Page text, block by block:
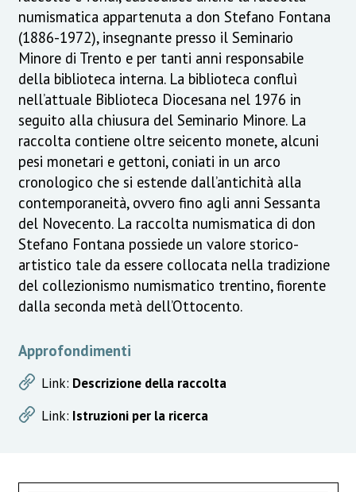
numismatica appartenuta a don Stefano Fontana
(1886-1972), insegnante presso il Seminario
Minore di Trento e per tanti anni responsabile
della biblioteca interna. La biblioteca confluì
nell’attuale Biblioteca Diocesana nel 1976 in
seguito alla chiusura del Seminario Minore. La
raccolta contiene oltre seicento monete, alcuni
pesi monetari e gettoni, coniati in un arco
cronologico che si estende dall’antichità alla
contemporaneità, ovvero fino agli anni Sessanta
del Novecento. La raccolta numismatica di don
Stefano Fontana possiede un valore storico-
artistico tale da essere collocata nella tradizione
del collezionismo numismatico trentino, fiorente
dalla seconda metà dell’Ottocento.
Approfondimenti
Link: Descrizione della raccolta
Link: Istruzioni per la ricerca